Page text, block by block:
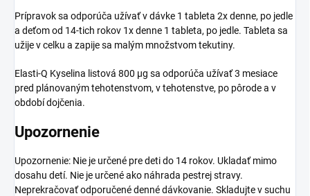
Prípravok sa odporúča užívať v dávke 1 tableta 2x denne, po jedle
a deťom od 14-tich rokov 1x denne 1 tableta, po jedle. Tableta sa
užije v celku a zapije sa malým množstvom tekutiny.
Elasti-Q Kyselina listová 800 μg sa odporúča užívať 3 mesiace
pred plánovaným tehotenstvom, v tehotenstve, po pôrode a v
období dojčenia.
Upozornenie
Upozornenie: Nie je určené pre deti do 14 rokov. Ukladať mimo
dosahu detí. Nie je určené ako náhrada pestrej stravy.
Neprekračovať odporučené denné dávkovanie. Skladujte v suchu